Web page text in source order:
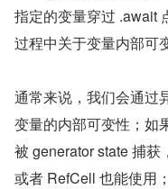
指定的变量穿过 .await
过程中关于变量内部可
通常来说，我们会通过
变量的内部可变性；如
被 generator state 捕获
或者 RefCell 也能使用